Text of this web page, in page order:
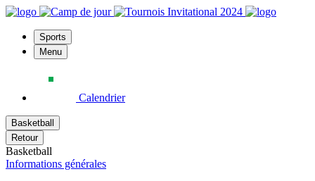
Sports
Menu
Calendrier
Basketball
Retour
Basketball
Informations générales